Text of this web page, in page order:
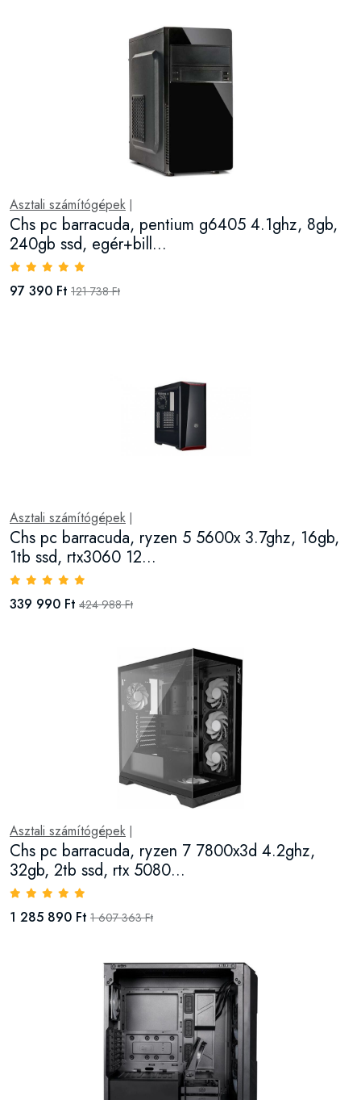
Asztali számítógépek |
Chs pc barracuda, pentium g6405 4.1ghz, 8gb,
240gb ssd, egér+bill...
97 390 Ft 121 738 Ft
Asztali számítógépek |
Chs pc barracuda, ryzen 5 5600x 3.7ghz, 16gb,
1tb ssd, rtx3060 12...
339 990 Ft 424 988 Ft
Asztali számítógépek |
Chs pc barracuda, ryzen 7 7800x3d 4.2ghz,
32gb, 2tb ssd, rtx 5080...
1 285 890 Ft 1 607 363 Ft